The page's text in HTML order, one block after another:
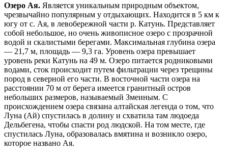
Озеро Ая. Является уникальным природным объектом,
чрезвычайно популярным у отдыхающих. Находится в 5 км к
югу от с. Ая, в левобережной части р. Катунь. Представляет
собой небольшое, но очень живописное озеро с прозрачной
водой и скалистыми берегами. Максимальная глубина озера
— 21,7 м, площадь — 9,3 га. Уровень озера превышает
уровень реки Катунь на 49 м. Озеро питается родниковыми
водами, сток происходит путем фильтрации через трещины
пород в северной его части. В восточной части озера на
расстоянии 70 м от берега имеется гранитный остров
небольших размеров, называемый Змеиным. С
происхождением озера связана алтайская легенда о том, что
Луна (Ай) спустилась в долину и схватила там людоеда
Дельбегена, чтобы спасти род людской. На том месте, где
спустилась Луна, образовалась вмятина и возникло озеро,
которое названо Ая.